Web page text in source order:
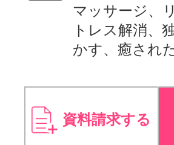
マッサージ、
トレス解消、
かす、癒され
資料請求する